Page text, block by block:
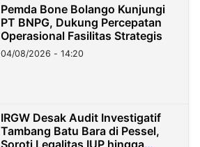
Pemda Bone Bolango Kunjungi
PT BNPG, Dukung Percepatan
Operasional Fasilitas Strategis
04/08/2026 - 14:20
IRGW Desak Audit Investigatif
Tambang Batu Bara di Pessel,